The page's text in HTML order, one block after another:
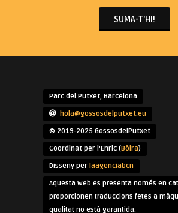
SUMA-T'HI!
Parc del Putxet, Barcelona
hola@gossosdelputxet.eu
© 2019-2025 GossosdelPutxet
Coordinat per l'Enric (Bòira)
Disseny per laagenciabcn
Aquesta web es presenta només en
proporcionen traduccions fetes a
qualitat no està garantida.